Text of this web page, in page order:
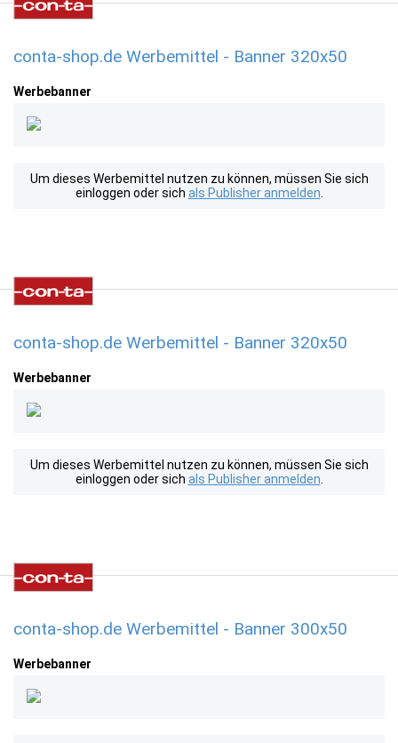
conta-shop.de Werbemittel - Banner 320x50
Werbebanner
Um dieses Werbemittel nutzen zu können, müssen Sie sich
einloggen oder sich als Publisher anmelden
conta-shop.de Werbemittel - Banner 320x50
Werbebanner
Um dieses Werbemittel nutzen zu können, müssen Sie sich
einloggen oder sich als Publisher anmelden
conta-shop.de Werbemittel - Banner 300x50
Werbebanner